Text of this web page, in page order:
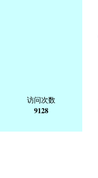
访问次数
9128